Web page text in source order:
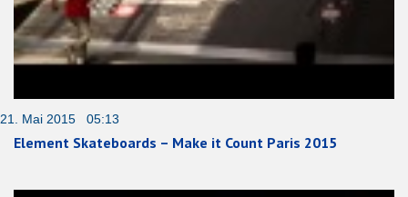
21. Mai 2015 05:13
Element Skateboards – Make it Count Paris 2015